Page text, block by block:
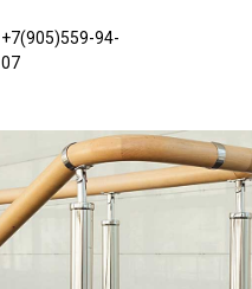
+7(905)559-94-
07